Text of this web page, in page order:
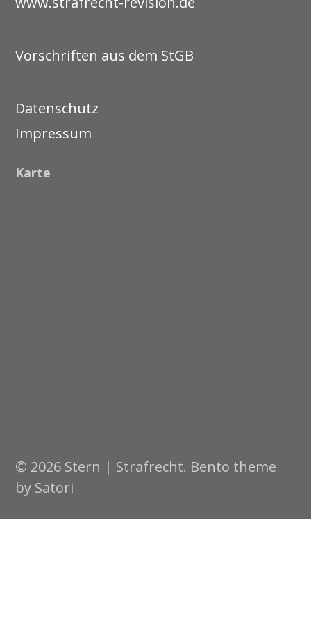
Vorschriften aus dem StGB
Datenschutz
Impressum
Karte
© 2026 Stern | Strafrecht. Bento theme
by Satori